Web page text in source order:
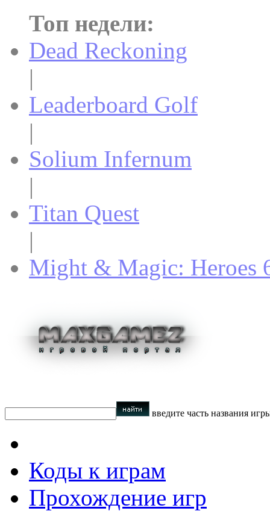
Топ недели:
Dead Reckoning
|
Leaderboard Golf
|
Solium Infernum
|
Titan Quest
|
Might & Magic: Heroes
введите часть названия
Коды к играм
Прохождение игр